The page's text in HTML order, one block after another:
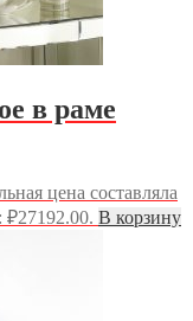
в раме
цена составляла
₽27192.00. В корзину